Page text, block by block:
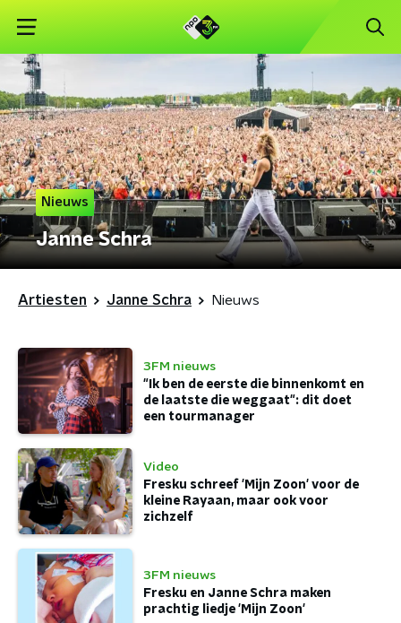
Nieuws
Janne Schra
Artiesten Janne Schra Nieuws
3FM nieuws
"Ik ben de eerste die binnenkomt en
de laatste die weggaat": dit doet
een tourmanager
Video
Fresku schreef 'Mijn Zoon' voor de
kleine Rayaan, maar ook voor
zichzelf
3FM nieuws
Fresku en Janne Schra maken
prachtig liedje 'Mijn Zoon'